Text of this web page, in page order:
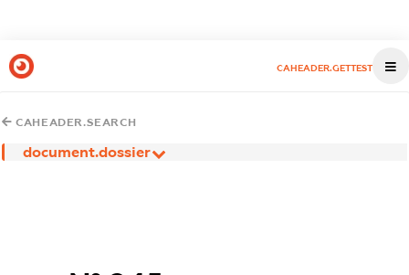
CAHEADER.GETTEST
CAHEADER.SEARCH
document.dossier